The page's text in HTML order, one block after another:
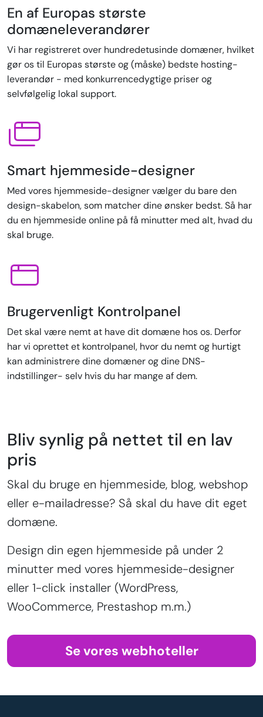
En af Europas største
domæneleverandører
Vi har registreret over hundredetusinde domæner, hvilket
gør os til Europas største og (måske) bedste hosting-
leverandør - med konkurrencedygtige priser og
selvfølgelig lokal support.
Smart hjemmeside-designer
Med vores hjemmeside-designer vælger du bare den
design-skabelon, som matcher dine ønsker bedst. Så har
du en hjemmeside online på få minutter med alt, hvad du
skal bruge.
Brugervenligt Kontrolpanel
Det skal være nemt at have dit domæne hos os. Derfor
har vi oprettet et kontrolpanel, hvor du nemt og hurtigt
kan administrere dine domæner og dine DNS-
indstillinger- selv hvis du har mange af dem.
Bliv synlig på nettet til en lav
pris
Skal du bruge en hjemmeside, blog, webshop
eller e-mailadresse? Så skal du have dit eget
domæne.
Design din egen hjemmeside på under 2
minutter med vores hjemmeside-designer
eller 1-click installer (WordPress,
WooCommerce, Prestashop m.m.)
Se vores webhoteller